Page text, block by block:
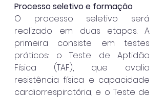
Processo seletivo e formação
O processo seletivo será
realizado em duas etapas. A
primeira consiste em testes
práticos: o Teste de Aptidão
Física (TAF), que avalia
resistência física e capacidade
cardiorrespiratória, e o Teste de